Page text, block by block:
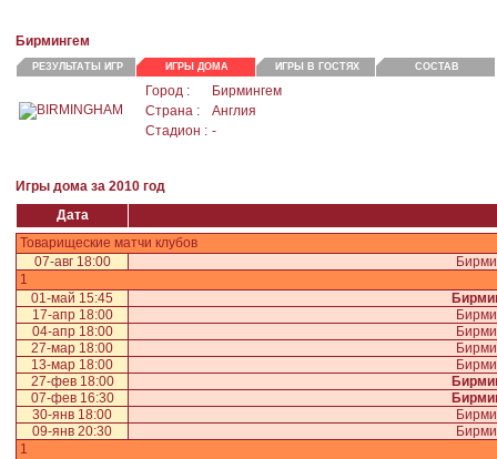
Бирмингем
РЕЗУЛЬТАТЫ ИГР ИГРЫ ДОМА ИГРЫ В ГОСТЯХ СОСТАВ
Город :
Бирмингем
Страна :
Англия
Стадион : -
Игры дома за 2010 год
Дата
Товарищеские матчи клубов
07-авг 18:00
1
01-май 15:45
17-апр 18:00
04-апр 18:00
27-мар 18:00
13-мар 18:00
27-фев 18:00
07-фев 16:30
30-янв 18:00
09-янв 20:30
1